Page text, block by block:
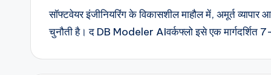
सॉफ्टवेयर इंजीनियरिंग के विकासशील माहौल में, अमूर्त
चुनौती है। द DB Modeler AIवर्कफ्लो इसे एक मार्गदर्शित